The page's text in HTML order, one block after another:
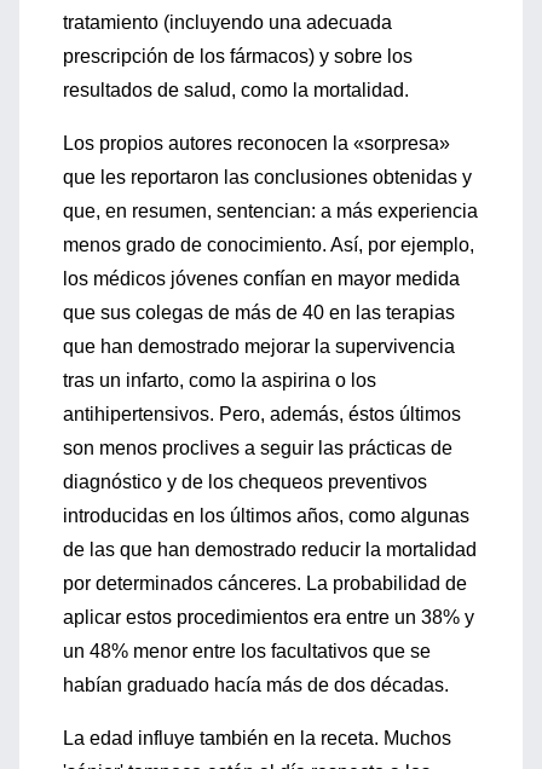
tratamiento (incluyendo una adecuada
prescripción de los fármacos) y sobre los
resultados de salud, como la mortalidad.
Los propios autores reconocen la «sorpresa»
que les reportaron las conclusiones obtenidas y
que, en resumen, sentencian: a más experiencia
menos grado de conocimiento. Así, por ejemplo,
los médicos jóvenes confían en mayor medida
que sus colegas de más de 40 en las terapias
que han demostrado mejorar la supervivencia
tras un infarto, como la aspirina o los
antihipertensivos. Pero, además, éstos últimos
son menos proclives a seguir las prácticas de
diagnóstico y de los chequeos preventivos
introducidas en los últimos años, como algunas
de las que han demostrado reducir la mortalidad
por determinados cánceres. La probabilidad de
aplicar estos procedimientos era entre un 38% y
un 48% menor entre los facultativos que se
habían graduado hacía más de dos décadas.
La edad influye también en la receta. Muchos